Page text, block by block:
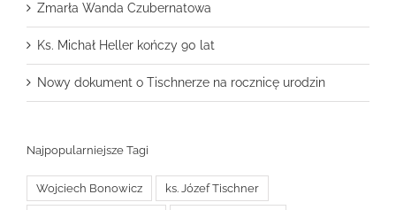
Zmarła Wanda Czubernatowa
Ks. Michał Heller kończy 90 lat
Nowy dokument o Tischnerze na rocznicę urodzin
Najpopularniejsze Tagi
Wojciech Bonowicz ks. Józef Tischner